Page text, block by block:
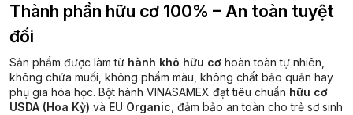
Thành phần hữu cơ 100% – An toàn tuyệt
đối
Sản phẩm được làm từ hành khô hữu cơ hoàn toàn tự nhiên,
không chứa muối, không phẩm màu, không chất bảo quản hay
phụ gia hóa học. Bột hành VINASAMEX đạt tiêu chuẩn hữu cơ
USDA (Hoa Kỳ) và EU Organic , đảm bảo an toàn cho trẻ sơ sinh